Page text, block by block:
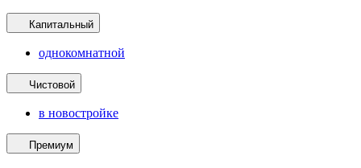
Капитальный
однокомнатной
Чистовой
в новостройке
Премиум